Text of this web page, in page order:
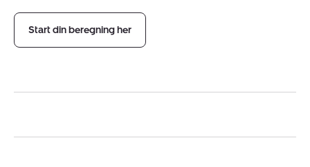
Start din beregning her